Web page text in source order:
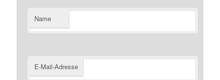
Name
E-Mail-Adresse